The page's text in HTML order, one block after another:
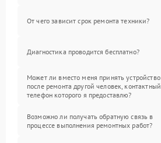
От чего зависит срок ремонта техники?
Диагностика проводится бесплатно?
Может ли вместо меня принять устройство
после ремонта другой человек, контактный
телефон которого я предоставлю?
Возможно ли получать обратную связь в
процессе выполнения ремонтных работ?